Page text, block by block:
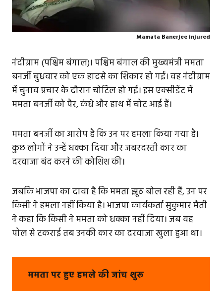
Mamata Banerjee injured
नंदीग्राम (पश्चिम बंगाल)। पश्चिम बंगाल की मुख्यमंत्री ममता
बनर्जी बुधवार को एक हादसे का शिकार हो गईं। वह नंदीग्राम
में चुनाव प्रचार के दौरान चोटिल हो गईं। इस एक्सीडेंट में
ममता बनर्जी को पैर, कंधे और हाथ में चोट आई हैं।
ममता बनर्जी का आरोप है कि उन पर हमला किया गया है।
कुछ लोगों ने उन्हें धक्का दिया और जबरदस्ती कार का
दरवाजा बंद करने की कोशिश की।
जबकि भाजपा का दावा है कि ममता झूठ बोल रही हैं, उन पर
किसी ने हमला नहीं किया है। भाजपा कार्यकर्ता सुकुमार मैती
ने कहा कि किसी ने ममता को धक्का नहीं दिया। जब वह
पोल से टकराई तब उनकी कार का दरवाजा खुला हुआ था।
ममता पर हुए हमले की जांच शुरू